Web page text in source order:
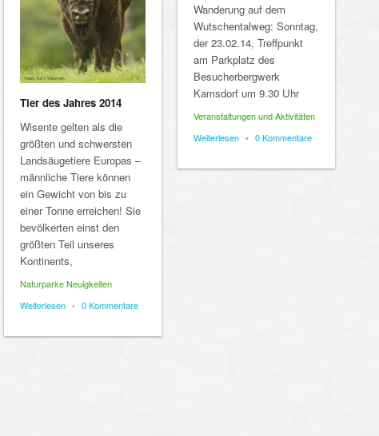
Tier des Jahres 2014
Wisente gelten als die
größten und schwersten
Landsäugetiere Europas –
männliche Tiere können
ein Gewicht von bis zu
einer Tonne erreichen! Sie
bevölkerten einst den
größten Teil unseres
Kontinents,
Naturparke Neuigkeiten
Weiterlesen • 0 Kommentare
Wanderung auf dem
Wutschentalweg: Sonntag,
der 23.02.14, Treffpunkt
am Parkplatz des
Besucherbergwerk
Kamsdorf um 9.30 Uhr
Veranstaltungen und Aktivitäten
Weiterlesen • 0 Kommentare